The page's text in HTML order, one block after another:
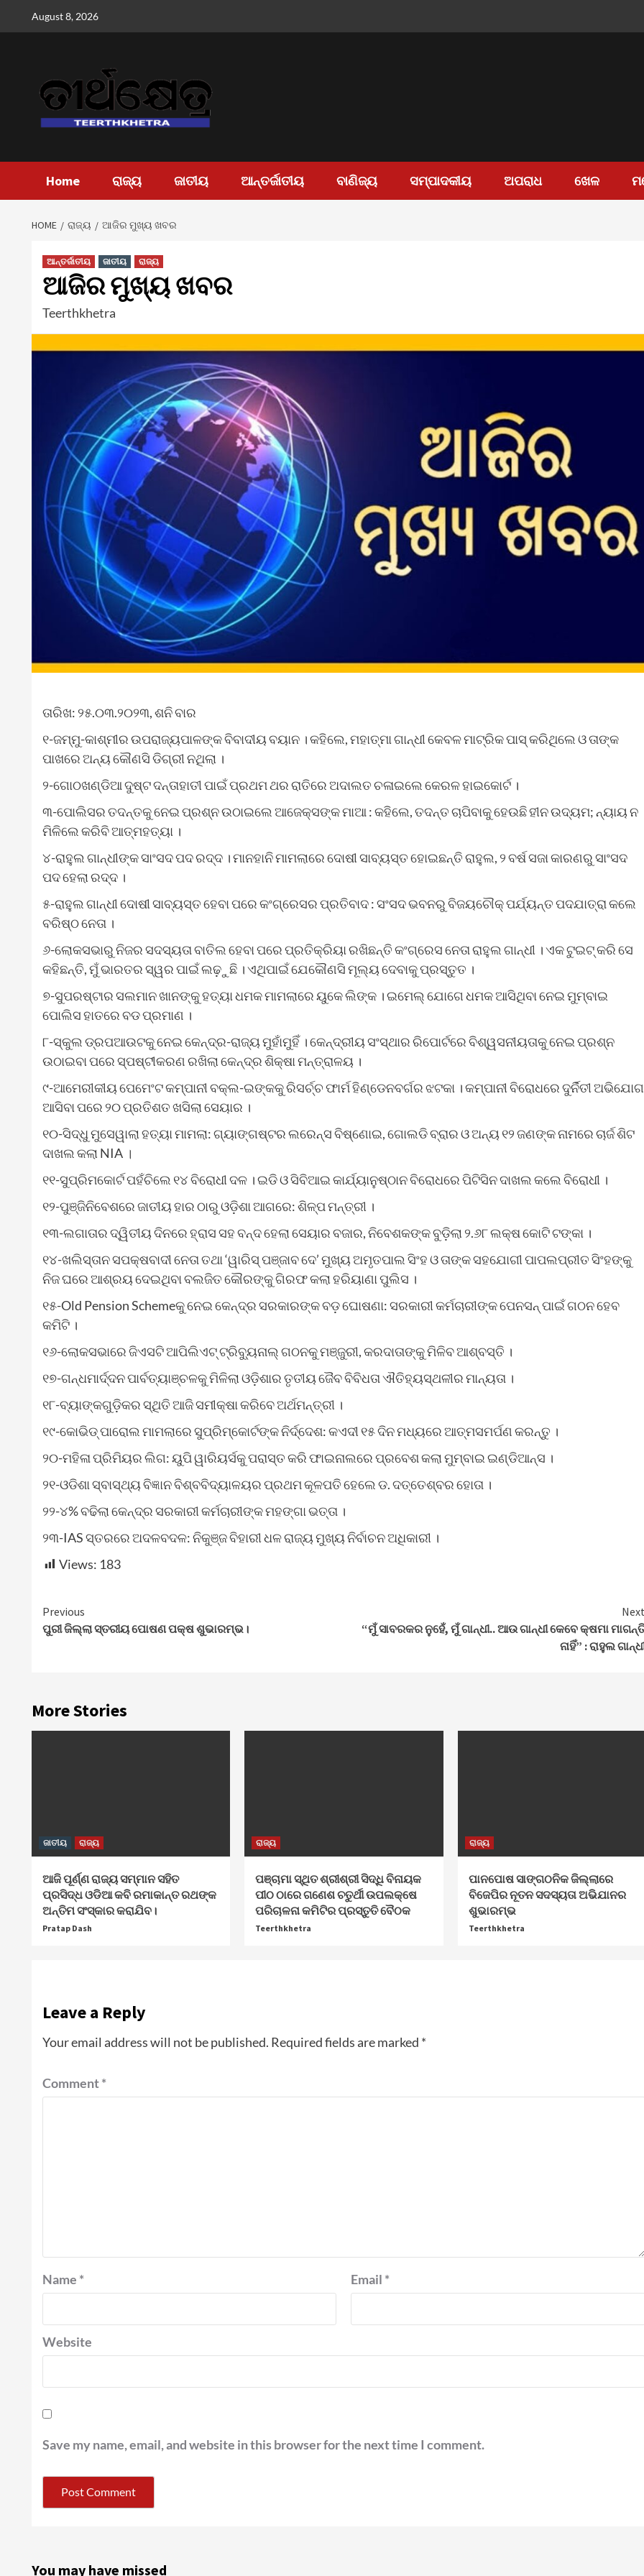
August 8, 2026
Home ରାଜ୍ୟ ଜାତୀୟ ଆନ୍ତର୍ଜାତୀୟ ବାଣିଜ୍ୟ ସମ୍ପାଦକୀୟ ଅପରାଧ ଖେଳ
HOME ରାଜ୍ୟ ଆଜିର ମୁଖ୍ୟ ଖବର
ଆନ୍ତର୍ଜାତୀୟ ଜାତୀୟ ରାଜ୍ୟ
ଆଜିର ମୁଖ୍ୟ ଖବର
Teerthkhetra
ତାରିଖ: ୨୫.୦୩.୨୦୨୩, ଶନି ବାର
୧-ଜମ୍ମୁ-କାଶ୍ମୀର ଉପରାଜ୍ୟପାଳଙ୍କ ବିବାଦୀୟ ବୟାନ । କହିଲେ, ମହାତ୍ମା ଗାନ୍ଧୀ କେବଳ ମାଟ୍ରିକ ପାସ୍ କରିଥିଲେ ଓ ତାଙ୍କ
ପାଖରେ ଅନ୍ୟ କୌଣସି ଡିଗ୍ରୀ ନଥିଲା ।
୨-ଗୋଠଖଣ୍ଡିଆ ଦୁଷ୍ଟ ଦନ୍ତାହାତୀ ପାଇଁ ପ୍ରଥମ ଥର ରାତିରେ ଅଦାଲତ ଚଳାଇଲେ କେରଳ ହାଇକୋର୍ଟ ।
୩-ପୋଲିସର ତଦନ୍ତକୁ ନେଇ ପ୍ରଶ୍ନ ଉଠାଇଲେ ଆଜେକ୍ସଙ୍କ ମାଆ : କହିଲେ, ତଦନ୍ତ ଚାପିବାକୁ ହେଉଛି ହୀନ ଉଦ୍ୟମ; ନ୍ୟାୟ ନ
ମିଳିଲେ କରିବି ଆତ୍ମହତ୍ୟା ।
୪-ରାହୁଲ ଗାନ୍ଧୀଙ୍କ ସାଂସଦ ପଦ ରଦ୍ଦ । ମାନହାନି ମାମଲାରେ ଦୋଷୀ ସାବ୍ୟସ୍ତ ହୋଇଛନ୍ତି ରାହୁଲ, ୨ ବର୍ଷ ସଜା କାରଣରୁ ସାଂସଦ
ପଦ ହେଲା ରଦ୍ଦ ।
୫-ରାହୁଲ ଗାନ୍ଧୀ ଦୋଷୀ ସାବ୍ୟସ୍ତ ହେବା ପରେ କଂଗ୍ରେସର ପ୍ରତିବାଦ : ସଂସଦ ଭବନରୁ ବିଜୟଚୌକ୍ ପର୍ଯ୍ୟନ୍ତ ପଦଯାତ୍ରା କଲେ
ବରିଷ୍ଠ ନେତା ।
୬-ଲୋକସଭାରୁ ନିଜର ସଦସ୍ୟତା ବାତିଲ ହେବା ପରେ ପ୍ରତିକ୍ରିୟା ରଖିଛନ୍ତି କଂଗ୍ରେସ ନେତା ରାହୁଲ ଗାନ୍ଧୀ । ଏକ ଟୁଇଟ୍ କରି ସେ
କହିଛନ୍ତି, ମୁଁ ଭାରତର ସ୍ୱର ପାଇଁ ଲଢ଼ୁଛି । ଏଥିପାଇଁ ଯେକୌଣସି ମୂଲ୍ୟ ଦେବାକୁ ପ୍ରସ୍ତୁତ ।
୭-ସୁପରଷ୍ଟାର ସଲମାନ ଖାନଙ୍କୁ ହତ୍ୟା ଧମକ ମାମଲାରେ ୟୁକେ ଲିଙ୍କ । ଇମେଲ୍ ଯୋଗେ ଧମକ ଆସିଥିବା ନେଇ ମୁମ୍ବାଇ
ପୋଲିସ ହାତରେ ବଡ ପ୍ରମାଣ ।
୮-ସ୍କୁଲ ଡ୍ରପଆଉଟକୁ ନେଇ କେନ୍ଦ୍ର-ରାଜ୍ୟ ମୁହାଁମୁହିଁ । କେନ୍ଦ୍ରୀୟ ସଂସ୍ଥାର ରିପୋର୍ଟରେ ବିଶ୍ୱସନୀୟତାକୁ ନେଇ ପ୍ରଶ୍ନ
ଉଠାଇବା ପରେ ସ୍ପଷ୍ଟୀକରଣ ରଖିଲା କେନ୍ଦ୍ର ଶିକ୍ଷା ମନ୍ତ୍ରାଳୟ ।
୯-ଆମେରୀକୀୟ ପେମେଂଟ କମ୍ପାନୀ ବକ୍ଲ-ଇଙ୍କକୁ ରିସର୍ଚ୍ଚ ଫାର୍ମ ହିଣ୍ଡେନବର୍ଗର ଝଟକା । କମ୍ପାନୀ ବିରୋଧରେ ଦୁର୍ନିତୀ ଅଭିଯୋଗ
ଆସିବା ପରେ ୨୦ ପ୍ରତିଶତ ଖସିଲା ସେୟାର ।
୧୦-ସିଦ୍ଧୁ ମୁସେୱାଲା ହତ୍ୟା ମାମଲା: ଗ୍ୟାଙ୍ଗଷ୍ଟର ଲରେନ୍ସ ବିଷ୍ଣୋଇ, ଗୋଲଡି ବ୍ରାର ଓ ଅନ୍ୟ ୧୨ ଜଣଙ୍କ ନାମରେ ଚାର୍ଜ ଶିଟ
ଦାଖଲ କଲା NIA ।
୧୧-ସୁପ୍ରିମକୋର୍ଟ ପହଁଚିଲେ ୧୪ ବିରୋଧୀ ଦଳ । ଇଡି ଓ ସିବିଆଇ କାର୍ଯ୍ୟାନୁଷ୍ଠାନ ବିରୋଧରେ ପିଟିସିନ ଦାଖଲ କଲେ ବିରୋଧୀ ।
୧୨-ପୁଞ୍ଜିନିବେଶରେ ଜାତୀୟ ହାର ଠାରୁ ଓଡ଼ିଶା ଆଗରେ: ଶିଳ୍ପ ମନ୍ତ୍ରୀ ।
୧୩-ଲଗାତାର ଦ୍ୱିତୀୟ ଦିନରେ ହ୍ରାସ ସହ ବନ୍ଦ ହେଲା ସେୟାର ବଜାର, ନିବେଶକଙ୍କ ବୁଡ଼ିଲା ୨.୬୮ ଲକ୍ଷ କୋଟି ଟଙ୍କା ।
୧୪-ଖଲିସ୍ତାନ ସପକ୍ଷବାଦୀ ନେତା ତଥା ‘ୱାରିସ୍‌ ପଞ୍ଜାବ ଦେ’ ମୁଖ୍ୟ ଅମୃତପାଲ ସିଂହ ଓ ତାଙ୍କ ସହଯୋଗୀ ପାପଲପ୍ରୀତ ସିଂହଙ୍କୁ
ନିଜ ଘରେ ଆଶ୍ରୟ ଦେଇଥିବା ବଲଜିତ କୌରଙ୍କୁ ଗିରଫ କଲା ହରିୟାଣା ପୁଲିସ ।
୧୫-Old Pension Schemeକୁ ନେଇ କେନ୍ଦ୍ର ସରକାରଙ୍କ ବଡ଼ ଘୋଷଣା: ସରକାରୀ କର୍ମଚାରୀଙ୍କ ପେନସନ୍ ପାଇଁ ଗଠନ ହେବ
କମିଟି ।
୧୬-ଲୋକସଭାରେ ଜିଏସଟି ଆପିଲିଏଟ୍‌ ଟ୍ରିବ୍ୟୁନାଲ୍‌ ଗଠନକୁ ମଞ୍ଜୁରୀ, କରଦାତାଙ୍କୁ ମିଳିବ ଆଶ୍ବସ୍ତି ।
୧୭-ଗନ୍ଧମାର୍ଦ୍ଦନ ପାର୍ବତ୍ୟାଞ୍ଚଳକୁ ମିଳିଲା ଓଡ଼ିଶାର ତୃତୀୟ ଜୈବ ବିବିଧତା ଐତିହ୍ୟସ୍ଥଳୀର ମାନ୍ୟତା ।
୧୮-ବ୍ୟାଙ୍କଗୁଡ଼ିକର ସ୍ଥିତି ଆଜି ସମୀକ୍ଷା କରିବେ ଅର୍ଥମନ୍ତ୍ରୀ ।
୧୯-କୋଭିଡ୍‌ ପାରୋଲ ମାମଲାରେ ସୁପ୍ରିମ୍‌କୋର୍ଟଙ୍କ ନିର୍ଦ୍ଦେଶ: କଏଦୀ ୧୫ ଦିନ ମଧ୍ୟରେ ଆତ୍ମସମର୍ପଣ କରନ୍ତୁ ।
୨୦-ମହିଳା ପ୍ରିମିୟର ଲିଗ: ୟୁପି ୱାରିୟର୍ସକୁ ପରାସ୍ତ କରି ଫାଇନାଲରେ ପ୍ରବେଶ କଲା ମୁମ୍ବାଇ ଇଣ୍ଡିଆନ୍ସ ।
୨୧-ଓଡିଶା ସ୍ବାସ୍ଥ୍ୟ ବିଜ୍ଞାନ ବିଶ୍ବବିଦ୍ୟାଳୟର ପ୍ରଥମ କୂଳପତି ହେଲେ ଡ. ଦତ୍ତେଶ୍ବର ହୋତା ।
୨୨-୪% ବଢିଲା କେନ୍ଦ୍ର ସରକାରୀ କର୍ମଚାରୀଙ୍କ ମହଙ୍ଗା ଭତ୍ତା ।
୨୩-IAS ସ୍ତରରେ ଅଦଳବଦଳ: ନିକୁଞ୍ଜ ବିହାରୀ ଧଳ ରାଜ୍ୟ ମୁଖ୍ୟ ନିର୍ବାଚନ ଅଧିକାରୀ ।
Views: 183
Continue
Reading
Previous
ପୁରୀ ଜିଲ୍ଲା ସ୍ତରୀୟ ପୋଷଣ ପକ୍ଷ ଶୁଭାରମ୍ଭ।
Next
“ମୁଁ ସାବରକର ନୁହେଁ, ମୁଁ ଗାନ୍ଧୀ.. ଆଉ ଗାନ୍ଧୀ କେବେ କ୍ଷମା
ନାହିଁ” : ରାହୁଲ
More Stories
ଜାତୀୟ ରାଜ୍ୟ
ଆଜି ପୂର୍ଣ୍ଣ ରାଜ୍ୟ ସମ୍ମାନ ସହିତ
ପ୍ରସିଦ୍ଧ ଓଡିଆ କବି ରମାକାନ୍ତ ରଥଙ୍କ
ଅନ୍ତିମ ସଂସ୍କାର କରାଯିବ।
Pratap Dash
ରାଜ୍ୟ
ପଞ୍ଚାମା ସ୍ଥିତ ଶ୍ରୀଶ୍ରୀ ସିଦ୍ଧି ବିନାୟକ
ପୀଠ ଠାରେ ଗଣେଶ ଚତୁର୍ଥୀ ଉପଲକ୍ଷେ
ପରିଚାଳନା କମିଟିର ପ୍ରସ୍ତୁତି ବୈଠକ
Teerthkhetra
ରାଜ୍ୟ
ପାନପୋଷ ସାଙ୍ଗଠନିକ ଜିଲ୍ଲାରେ
ବିଜେପିର ନୂତନ ସଦସ୍ୟତା ଅଭିଯାନର
ଶୁଭାରମ୍ଭ
Teerthkhetra
Leave a Reply
Your email address will not be published. Required fields are marked *
Comment*
Name * Email *
Website
Save my name, email, and website in this browser for the next time I comment.
You may have missed